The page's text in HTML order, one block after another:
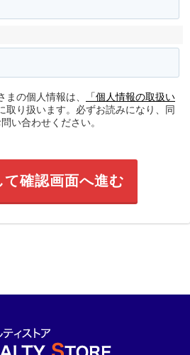
の個人情報は、
「個人情報の取扱い
取り扱います。必ずお読みになり、同
い合わせください。
て確認画面へ進む